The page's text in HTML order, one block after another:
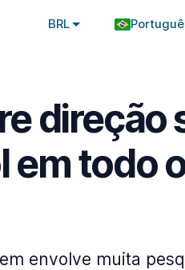
BRL
direção
em todo
envolve muita